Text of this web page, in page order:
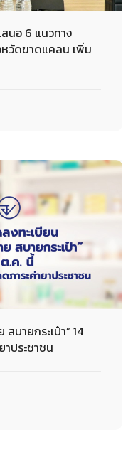
นอ 6 แนวทาง
วัดขาดแคลน เพิ่ม
บายกระเป๋า” 14
ประชาชน